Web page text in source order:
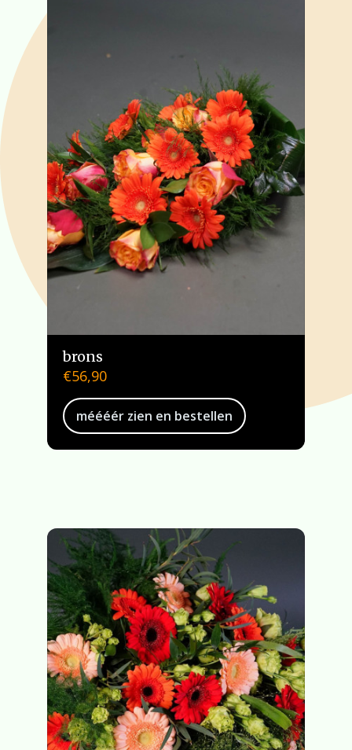
brons
€56,90
méééér zien en bestellen